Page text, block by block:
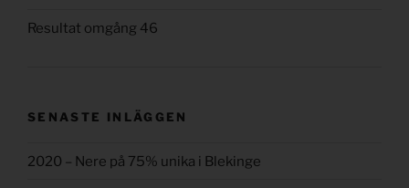
Resultat omgång 46
SENASTE INLÄGGEN
2020 – Nere på 75% unika i Blekinge